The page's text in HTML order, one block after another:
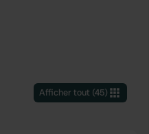
Afficher tout(45)